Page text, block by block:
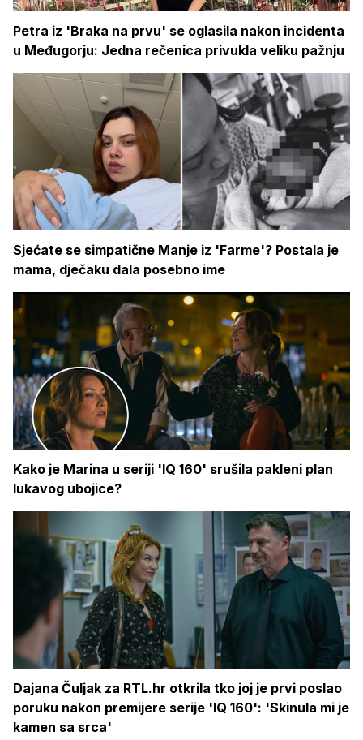
Petra iz 'Braka na prvu' se oglasila nakon incidenta
u Međugorju: Jedna rečenica privukla veliku pažnju
Sjećate se simpatične Manje iz 'Farme'? Postala je
mama, dječaku dala posebno ime
Kako je Marina u seriji 'IQ 160' srušila pakleni plan
lukavog ubojice?
Dajana Čuljak za RTL.hr otkrila tko joj je prvi poslao
poruku nakon premijere serije 'IQ 160': 'Skinula mi je
kamen sa srca'